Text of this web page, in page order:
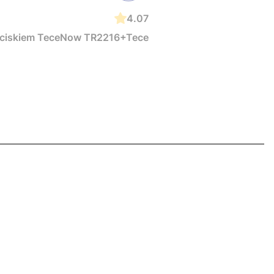
4.07
TeceNow TR2216+Tece